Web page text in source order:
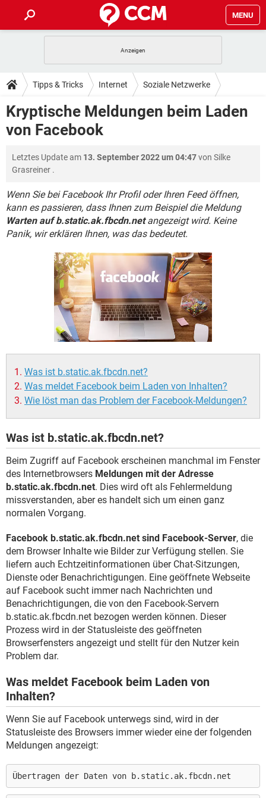
MENU
ANDROID IOS
WINDOWS 10 INSTAGRAM
WHATSAPP
TIPPS & TRICKS
SPIELE
ANDROID IOS
WHATSAPP TIKTOK
DOWNLOADS
SPIELE
WINDOWS 10
WHATSAPP TIKTOK
FACEBOOK HARDWARE
FORUM
SPIELE STREAMING
WINDOWS 10 INSTAGRAM
WHATSAPP TIKTOK
FACEBOOK HARDWARE
LEXIKON
SPIELE STREAMING
ANDROID IOS
WINDOWS 10 INSTAGRAM
HARDWARE
Tipps & Tricks Internet Soziale Netzwerke
Facebook
Kryptische Meldungen beim Laden
von Facebook
Letztes Update am 13. September 2022 um 04:47von Silke
Grasreiner .
Wenn Sie bei Facebook Ihr Profil oder Ihren Feed öffnen,
kann es passieren, dass Ihnen zum Beispiel die Meldung
Warten auf b.static.ak.fbcdn.netangezeigt wird. Keine
Panik, wir erklären Ihnen, was das bedeutet.
Was ist b.static.ak.fbcdn.net?
Was meldet Facebook beim Laden von Inhalten?
Wie löst man das Problem der Facebook-Meldungen?
Was ist b.static.ak.fbcdn.net?
Beim Zugriff auf Facebook erscheinen manchmal im Fenster
des Internetbrowsers Meldungen mit der Adresse
b.static.ak.fbcdn.net. Dies wird oft als Fehlermeldung
missverstanden, aber es handelt sich um einen ganz
normalen Vorgang.
Facebook b.static.ak.fbcdn.net sind Facebook-Server, die
dem Browser Inhalte wie Bilder zur Verfügung stellen. Sie
liefern auch Echtzeitinformationen über Chat-Sitzungen,
Dienste oder Benachrichtigungen. Eine geöffnete Webseite
auf Facebook sucht immer nach Nachrichten und
Benachrichtigungen, die von den Facebook-Servern
b.static.ak.fbcdn.net bezogen werden können. Dieser
Prozess wird in der Statusleiste des geöffneten
Browserfensters angezeigt und stellt für den Nutzer kein
Problem dar.
Was meldet Facebook beim Laden von
Inhalten?
Wenn Sie auf Facebook unterwegs sind, wird in der
Statusleiste des Browsers immer wieder eine der folgenden
Meldungen angezeigt:
Übertragen der Daten von b.static.ak.fbcdn.net